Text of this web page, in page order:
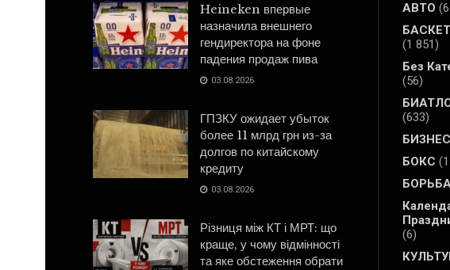
Heineken впервые
назначила внешнего
гендиректора на фоне
падения продаж пива
03.08.2026
ГПЗКУ ожидает убыток
более 11 млрд грн из-за
долгов по китайскому
кредиту
03.08.2026
Різниця між КТ і МРТ: що
краще, у чому відмінності
та яке обстеження обрати
АВТО
(1 851)
Без
(56)
(633)
БИЗНЕС
БОКС
(6)